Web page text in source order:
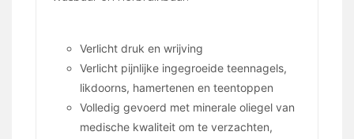
Verlicht druk en wrijving
Verlicht pijnlijke ingegroeide teennagels,
likdoorns, hamertenen en teentoppen
Volledig gevoerd met minerale oliegel van
medische kwaliteit om te verzachten,